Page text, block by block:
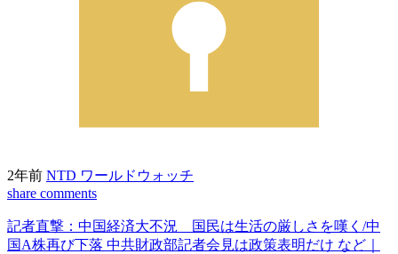
2年前 NTD ワールドウォッチ
share comments
記者直撃：中国経済大不況 国民は生活の厳しさを嘆く/中
国A株再び下落 中共財政部記者会見は政策表明だけ など｜